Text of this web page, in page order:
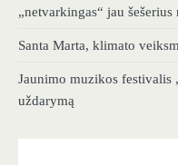
„netvarkingas“ jau šešerius
Santa Marta, klimato
Jaunimo muzikos
uždarymą